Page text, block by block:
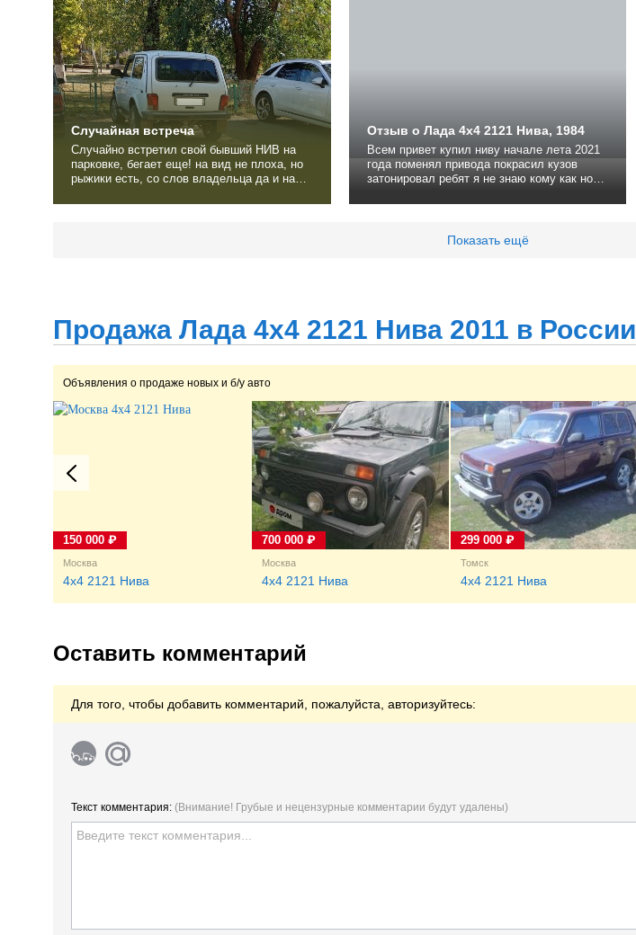
Случайная встреча
Случайно встретил свой бывший НИВ на
парковке, бегает еще! на вид не плоха, но
рыжики есть, со слов владельца да и на
крыши ибо сколы и ржавчина делает свое
Отзыв о Лада 4x4 2121 Нива, 1984
Всем привет купил ниву начале лета 2021
года поменял привода покрасил кузов
затонировал ребят я не знаю кому как но
манина только на рыбалку да на охоту а
Показать ещё
Продажа Лада 4x4 2121 Нива 2011 в России
Объявления о продаже новых и б/у авто
Москва
4x4 2121 Нива
150 000 ₽
Москва
4x4 2121 Нива
700 000 ₽
Томск
4x4 2121 Нива
299 000 ₽
Оставить комментарий
Для того, чтобы добавить комментарий, пожалуйста, авторизуйтесь:
Текст комментария: (Внимание! Грубые и нецензурные комментарии будут удалены)